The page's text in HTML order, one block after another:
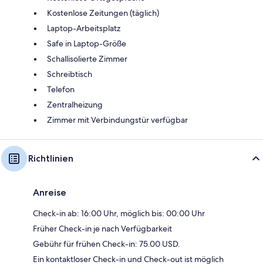
Kostenlose Zeitungen (täglich)
Laptop-Arbeitsplatz
Safe in Laptop-Größe
Schallisolierte Zimmer
Schreibtisch
Telefon
Zentralheizung
Zimmer mit Verbindungstür verfügbar
Richtlinien
Anreise
Check-in ab: 16:00 Uhr, möglich bis: 00:00 Uhr
Früher Check-in je nach Verfügbarkeit
Gebühr für frühen Check-in: 75.00 USD.
Ein kontaktloser Check-in und Check-out ist möglich